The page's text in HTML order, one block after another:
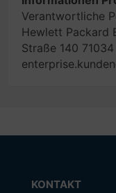
Verantwortliche
Hewlett Packard
Straße 140
KONTAKT